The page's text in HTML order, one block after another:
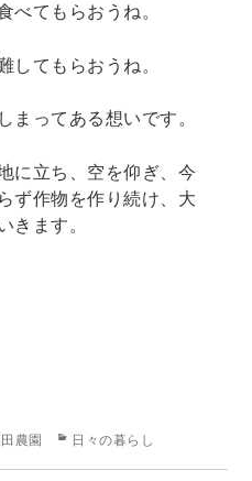
べてもらおうね。
してもらおうね。
まってある想いです。
に立ち、空を仰ぎ、今
ず作物を作り続け、大
きます。
農園
カ
日々の暮らし